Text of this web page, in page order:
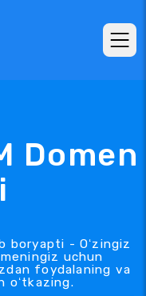
Domen
boryapti - Oʻzingiz
uchun
foydalaning va
oʻtkazing.